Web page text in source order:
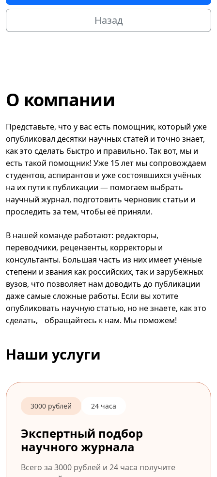
Назад
О компании
Представьте, что у вас есть помощник, который уже
опубликовал десятки научных статей и точно знает,
как это сделать быстро и правильно. Так вот, мы и
есть такой помощник! Уже 15 лет мы сопровождаем
студентов, аспирантов и уже состоявшихся учёных
на их пути к публикации — помогаем выбрать
научный журнал, подготовить черновик статьи и
проследить за тем, чтобы её приняли.
В нашей команде работают: редакторы,
переводчики, рецензенты, корректоры и
консультанты. Большая часть из них имеет учёные
степени и звания как российских, так и зарубежных
вузов, что позволяет нам доводить до публикации
даже самые сложные работы. Если вы хотите
опубликовать научную статью, но не знаете, как это
сделать, обращайтесь к нам. Мы поможем!
Наши услуги
3000 рублей 24 часа
Экспертный подбор
научного журнала
Всего за 3000 рублей и 24 часа получите